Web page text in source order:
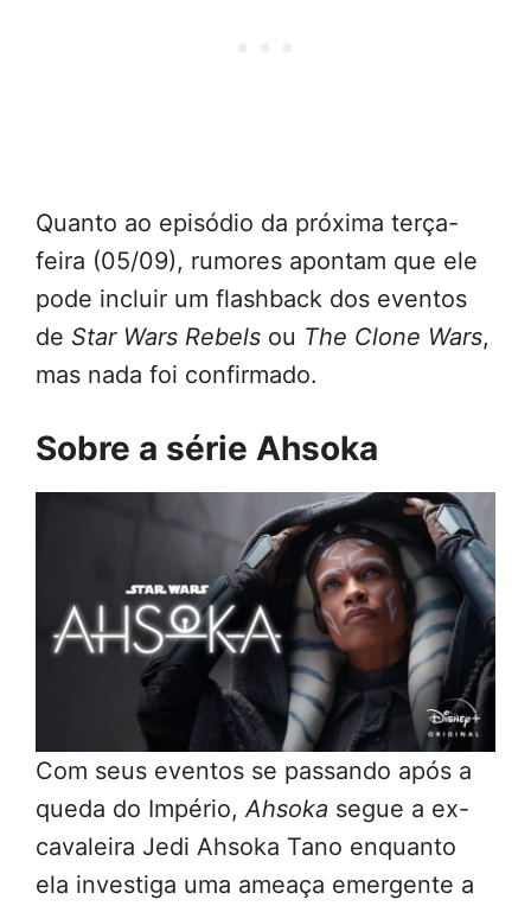
Quanto ao episódio da próxima terça-
feira (05/09), rumores apontam que ele
pode incluir um flashback dos eventos
de Star Wars Rebels ou The Clone Wars,
mas nada foi confirmado.
Sobre a série Ahsoka
Com seus eventos se passando após a
queda do Império, Ahsoka segue a ex-
cavaleira Jedi Ahsoka Tano enquanto
ela investiga uma ameaça emergente a